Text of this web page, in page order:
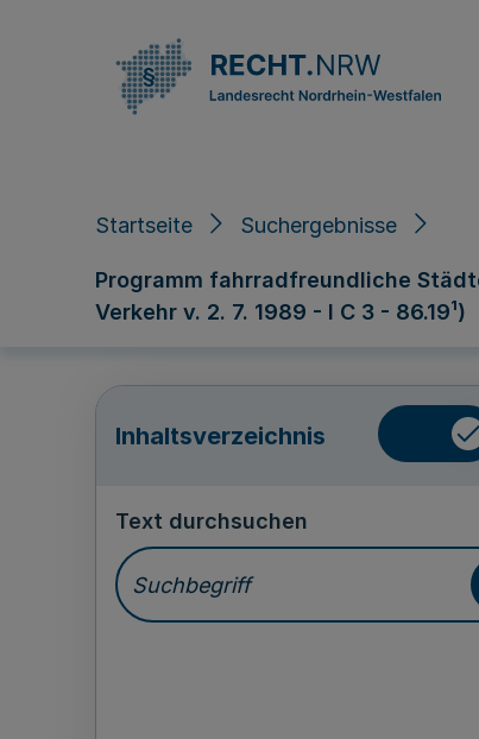
Startseite Suchergebnisse
Programm fahrradfreundliche
Verkehr v. 2. 7. 1989 - I C 3 - 86.19¹)
Inhaltsverzeichnis
Text durchsuchen